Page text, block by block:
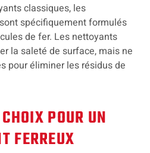
classiques, les
spécifiquement formulés
de fer. Les nettoyants
la saleté de surface, mais ne
pour éliminer les résidus de
POUR UN
FERREUX